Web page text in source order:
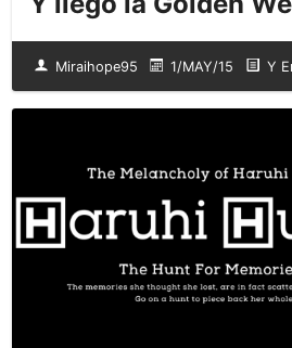
Miraihope95 1/MAY/15 Y